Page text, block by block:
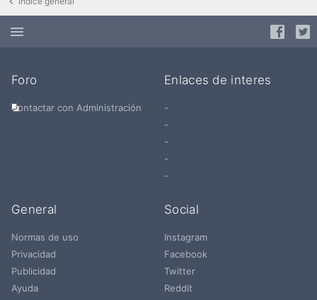
Foro
Contactar con Administración
Enlaces de interes
-
-
-
-
-
General
Normas de uso
Privacidad
Publicidad
Ayuda
Social
Instagram
Facebook
Twitter
Reddit